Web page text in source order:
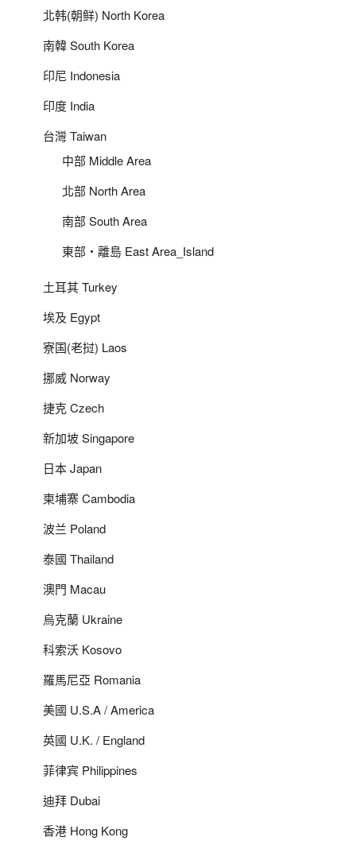
北韩(朝鲜) North Korea
南韓 South Korea
印尼 Indonesia
印度 India
台灣 Taiwan
中部 Middle Area
北部 North Area
南部 South Area
東部‧離島 East Area_Island
土耳其 Turkey
埃及 Egypt
寮国(老挝) Laos
挪威 Norway
捷克 Czech
新加坡 Singapore
日本 Japan
柬埔寨 Cambodia
波兰 Poland
泰國 Thailand
澳門 Macau
烏克蘭 Ukraine
科索沃 Kosovo
羅馬尼亞 Romania
美國 U.S.A / America
英國 U.K. / England
菲律宾 Philippines
迪拜 Dubai
香港 Hong Kong